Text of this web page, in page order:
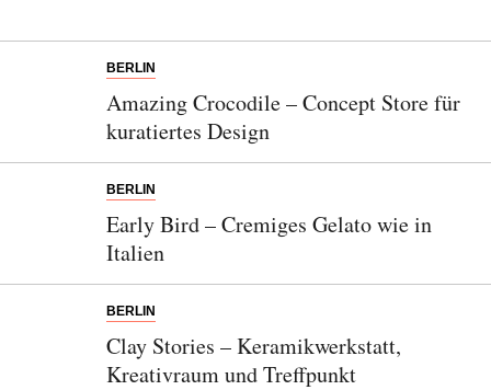
BERLIN
Amazing Crocodile – Concept Store für
kuratiertes Design
BERLIN
Early Bird – Cremiges Gelato wie in
Italien
BERLIN
Clay Stories – Keramikwerkstatt,
Kreativraum und Treffpunkt